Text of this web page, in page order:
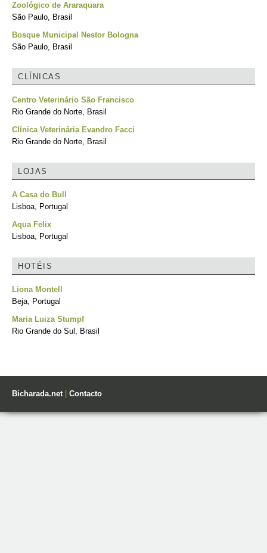
Zoológico de Araraquara
São Paulo, Brasil
Bosque Municipal Nestor Bologna
São Paulo, Brasil
CLÍNICAS
Centro Veterinário São Francisco
Rio Grande do Norte, Brasil
Clínica Veterinária Evandro Facci
Rio Grande do Norte, Brasil
LOJAS
A Casa do Bull
Lisboa, Portugal
Aqua Felix
Lisboa, Portugal
HOTÉIS
Liona Montell
Beja, Portugal
Maria Luiza Stumpf
Rio Grande do Sul, Brasil
Bicharada.net| Contacto